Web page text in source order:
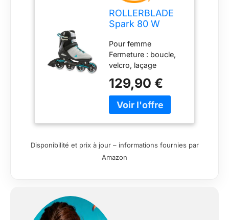
ROLLERBLADE
Spark 80 W
Ligne
Gris/Turquoise
Taille 38,5
Pour femme
Fermeture : boucle,
velcro, laçage
SG5 Rail : 4 roues
Taille des roulettes :
80 mm
129,90 €
Disponibilité et prix à jour – informations fournies par
Amazon